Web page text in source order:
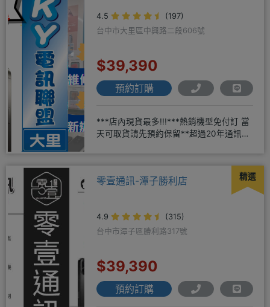
4.5
(197)
台中市大里區中興路二段606號
$39,390
預約訂購
***店內現貨最多!!!***熱銷機型免付訂 當
天可取貨請先預約保留**超過20年通訊經
精選
零壹通訊-潭子勝利店
4.9
(315)
台中市潭子區勝利路317號
$39,390
預約訂購